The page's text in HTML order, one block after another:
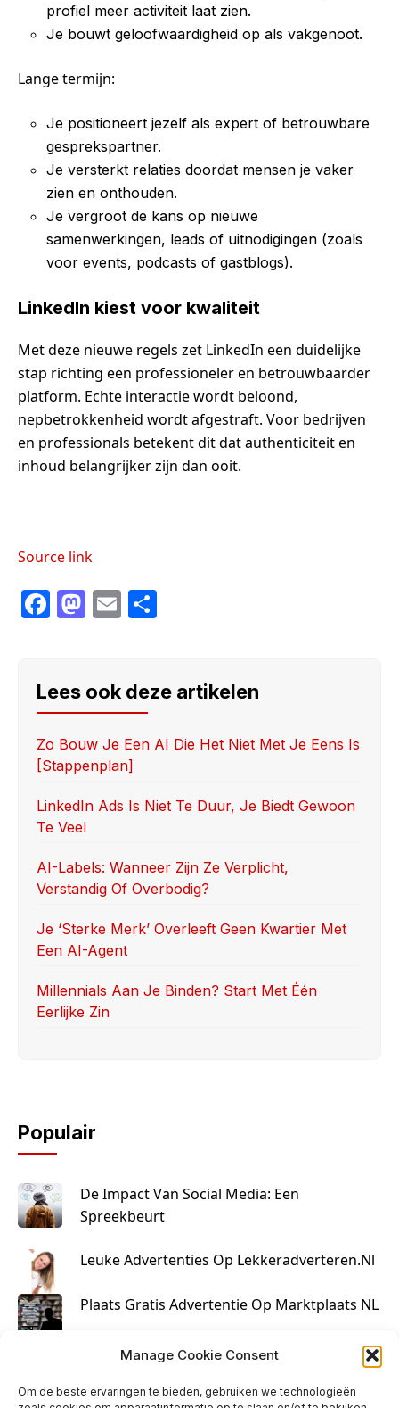
Manage Cookie Consent
Om de beste ervaringen te bieden, gebruiken we technologieën
profiel meer activiteit laat zien.
Je bouwt geloofwaardigheid op als vakgenoot.
Lange termijn:
Je positioneert jezelf als expert of betrouwbare
gesprekspartner.
Je versterkt relaties doordat mensen je vaker
zien en onthouden.
Je vergroot de kans op nieuwe
samenwerkingen, leads of uitnodigingen (zoals
voor events, podcasts of gastblogs).
LinkedIn kiest voor kwaliteit
Met deze nieuwe regels zet LinkedIn een duidelijke
stap richting een professioneler en betrouwbaarder
platform. Echte interactie wordt beloond,
nepbetrokkenheid wordt afgestraft. Voor bedrijven
en professionals betekent dit dat authenticiteit en
inhoud belangrijker zijn dan ooit.
Source link
F
e
b
o
o
k
M
o
d
o
n
E
e
Lees ook deze artikelen
Zo Bouw Je Een AI Die Het Niet Met Je Eens Is
[stappenplan]
LinkedIn Ads Is Niet Te Duur, Je Biedt Gewoon
Te Veel
AI-Labels: Wanneer Zijn Ze Verplicht,
Verstandig Of Overbodig?
Je ‘sterke Merk’ Overleeft Geen Kwartier Met
Een AI-Agent
Millennials Aan Je Binden? Start Met Één
Eerlijke Zin
Populair
De Impact Van Social Media: Een
Spreekbeurt
Leuke Advertenties Op Lekkeradverteren.nl
Plaats Gratis Advertentie Op Marktplaats NL
Kruisbestuiving Voor Succesvolle Marketing